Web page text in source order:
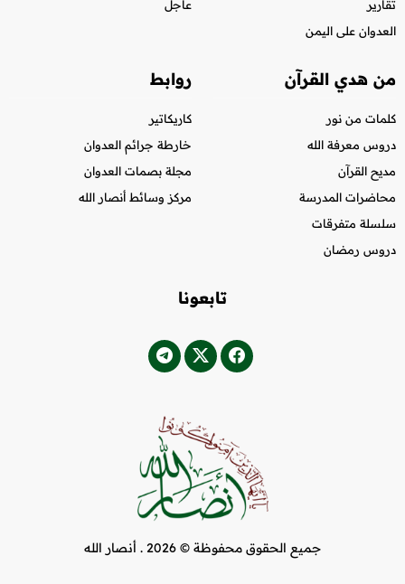
تقارير
العدوان على اليمن
عاجل
من هدي القرآن
كلمات من نور
دروس معرفة الله
مديح القرآن
محاضرات المدرسة
سلسلة متفرقات
دروس رمضان
روابط
كاريكاتير
خارطة جرائم العدوان
مجلة بصمات العدوان
مركز وسائط أنصار الله
تابعونا
جميع الحقوق محفوظة © 2026 . أنصار الله